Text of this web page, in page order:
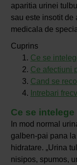
aparitia urinei
sau este insotit de
medicala de
Cuprins
Ce se
Ce afectiuni
Cand se
Intrebari
Ce se
In mod normal
galben-pai pana
hidratare. „Urina
nisipos, spumos,